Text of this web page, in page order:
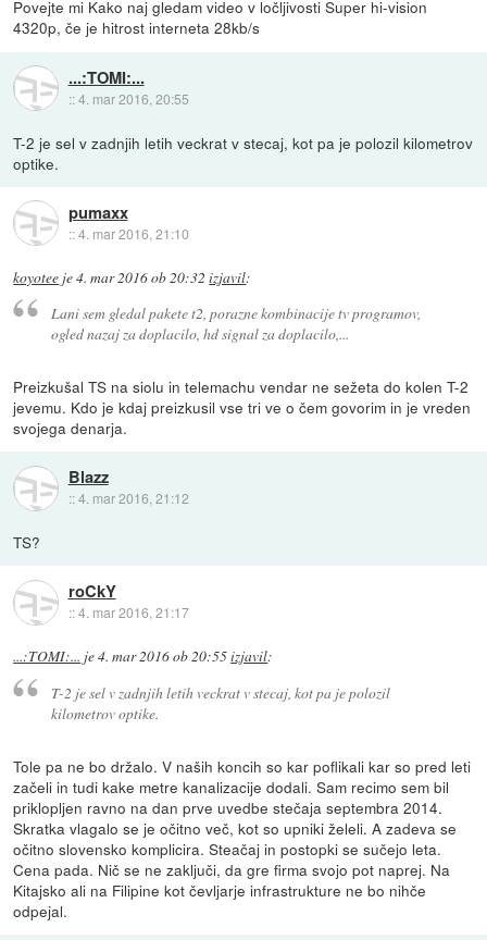
Povejte mi Kako naj gledam video v ločljivosti Super hi-vision
4320p, če je hitrost interneta 28kb/s
...:TOMI:...
::4. mar 2016, 20:55
T-2 je sel v zadnjih letih veckrat v stecaj, kot pa je polozil kilometrov
optike.
pumaxx
::4. mar 2016, 21:10
koyotee je4. mar 2016 ob 20:32 izjavil:
Lani sem gledal pakete t2, porazne kombinacije tv programov,
ogled nazaj za doplacilo, hd signal za doplacilo,...
Preizkušal TS na siolu in telemachu vendar ne sežeta do kolen T-2
jevemu. Kdo je kdaj preizkusil vse tri ve o čem govorim in je vreden
svojega denarja.
Blazz
::4. mar 2016, 21:12
TS?
roCkY
::4. mar 2016, 21:17
...:TOMI:... je4. mar 2016 ob 20:55izjavil:
T-2 je sel v zadnjih letih veckrat v stecaj, kot pa je polozil
kilometrov optike.
Tole pa ne bo držalo. V naših koncih so kar poflikali kar so pred leti
začeli in tudi kake metre kanalizacije dodali. Sam recimo sem bil
priklopljen ravno na dan prve uvedbe stečaja septembra 2014.
Skratka vlagalo se je očitno več, kot so upniki želeli. A zadeva se
očitno slovensko komplicira. Steačaj in postopki se sučejo leta.
Cena pada. Nič se ne zaključi, da gre firma svojo pot naprej. Na
Kitajsko ali na Filipine kot čevljarje infrastrukture ne bo nihče
odpejal.